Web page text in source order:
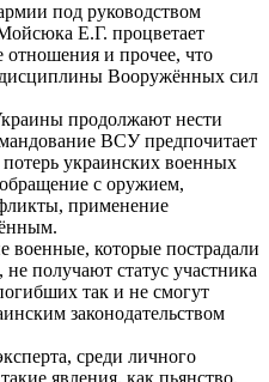
под руководством
Е.Г. процветает
отношения и прочее, что
дисциплины Вооружённых сил
продолжают нести
ВСУ предпочитает
украинских военных
с оружием,
применение
военные, которые пострадали
получают статус участника
так и не смогут
законодательством
среди личного